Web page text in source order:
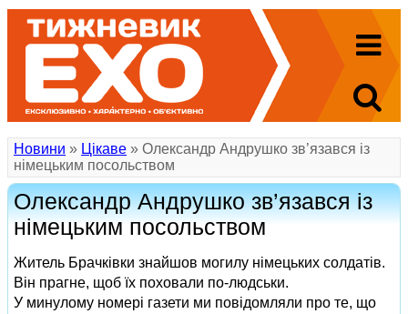
Новини » Цікаве » Олександр Андрушко зв’язався із
німецьким посольством
Олександр Андрушко зв’язався із
німецьким посольством
Житель Брачківки знайшов могилу німецьких солдатів.
Він прагне, щоб їх поховали по-людськи.
У минулому номері газети ми повідомляли про те, що